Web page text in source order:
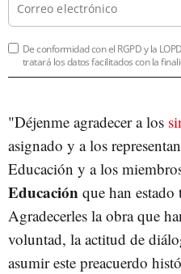
De conformidad con el RGPD y la
tratará los datos facilitados con la
"Déjenme agradecer a los
asignado y a los
Educación y a los
Educación que han estado
Agradecerles la obra que
voluntad, la actitud de
asumir este preacuerdo